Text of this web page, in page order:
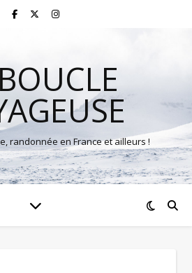
randonnée en France et ailleurs !